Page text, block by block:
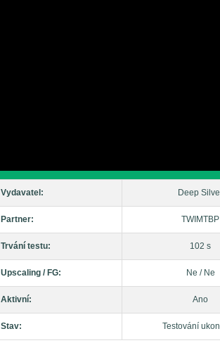
Vydavatel: Deep
Partner: TWIMTBP
Trvání testu: 102 s
Upscaling / FG: Ne / Ne
Aktivní: Ano
Stav: Testování